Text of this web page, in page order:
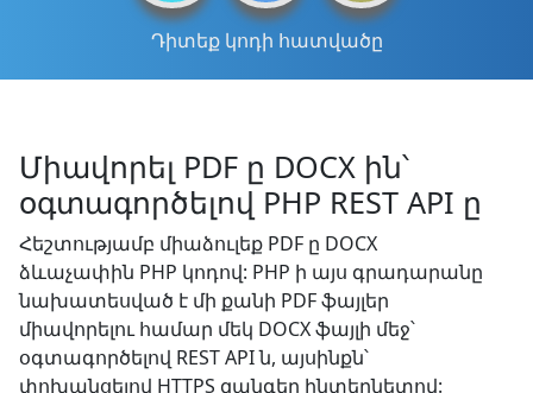
Դիտեք կոդի հատվածը
Միավորել PDF ը DOCX ին՝
օգտագործելով PHP REST API ը
Հեշտությամբ միաձուլեք PDF ը DOCX
ձևաչափին PHP կոդով: PHP ի այս գրադարանը
նախատեսված է մի քանի PDF ֆայլեր
միավորելու համար մեկ DOCX ֆայլի մեջ՝
օգտագործելով REST API ն, այսինքն՝
փոխանցելով HTTPS զանգեր ինտերնետով: